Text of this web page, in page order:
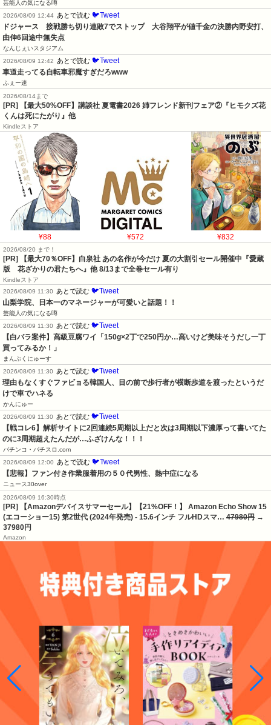
芸能人の気になる噂
2026/08/09 12:44 あとで読む 🐦Tweet
ドジャース　接戦勝ち切り連敗7でストップ　大谷翔平が値千金の決勝内野安打、
由伸6回途中無失点
なんじぇいスタジアム
2026/08/09 12:42
あとで読む 🐦Tweet
車道走ってる自転車邪魔すぎだろwww
ふぇー速
2026/08/14まで
[PR] 【最大50%OFF】講談社 夏電書2026 姉フレンド新刊フェア②『ヒモクズ花
くんは死にたがり』他
Kindleストア
¥88 ¥572 ¥832
2026/08/20 まで！
[PR]
【最大70％OFF】白泉社 あの名作が今だけ 夏の大割引セール開催中『愛蔵
版 花ざかりの君たちへ』他 8/13まで全巻セール有り
Kindleストア
2026/08/09 11:30
あとで読む 🐦Tweet
山梨学院、日本一のマネージャーが可愛いと話題！！
芸能人の気になる噂
2026/08/09 11:30
あとで読む 🐦Tweet
【白バラ案件】高級豆腐ワイ「150g×2丁で250円か…高いけど美味そうだし一丁
買ってみるか！」
まんぷくにゅーす
2026/08/09 11:30
あとで読む 🐦Tweet
理由もなくすぐファビョる韓国人、目の前で歩行者が横断歩道を渡ったというだ
けで車でハネる
かんにゅー
2026/08/09 11:30
あとで読む 🐦Tweet
【戦コレ6】解析サイトに2回連続5周期以上だと次は3周期以下濃厚って書いてた
のに3周期超えたんだが…ふざけんな！！！
パチンコ・パチスロ.com
2026/08/09 12:00
あとで読む 🐦Tweet
【悲報】ファン付き作業服着用の５０代男性、熱中症になる
ニュース30over
2026/08/09 16:30時点
[PR] 【Amazonデバイスサマーセール】【21%OFF！】 Amazon Echo Show 15
(エコーショー15) 第2世代 (2024年発売) - 15.6インチ フルHDスマ… 47980円 →
37980円
Amazon